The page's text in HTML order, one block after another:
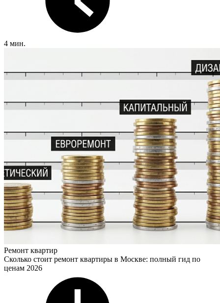
4 мин.
Ремонт квартир
Сколько стоит ремонт квартиры в Москве: полный гид по
ценам 2026